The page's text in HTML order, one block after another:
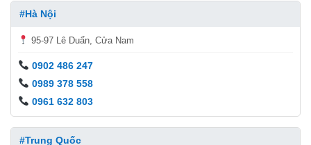
#Hà Nội
95-97 Lê Duẩn, Cửa Nam
0902 486 247
0989 378 558
0961 632 803
#Trung Quốc